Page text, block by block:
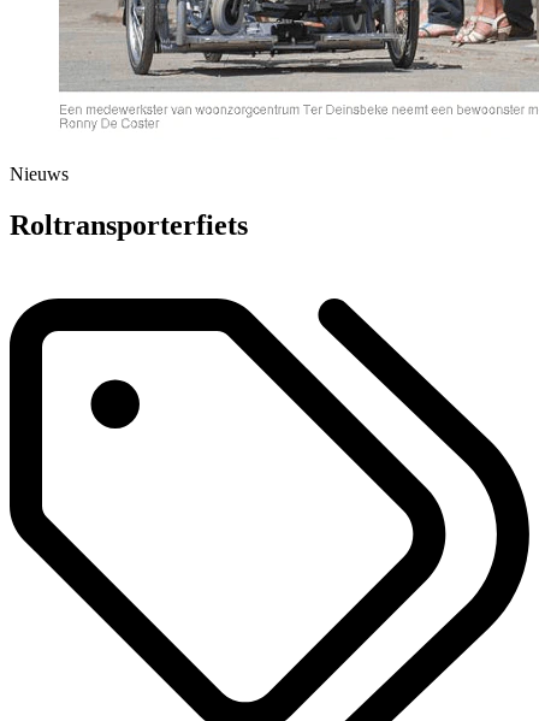
Nieuws
Roltransporterfiets